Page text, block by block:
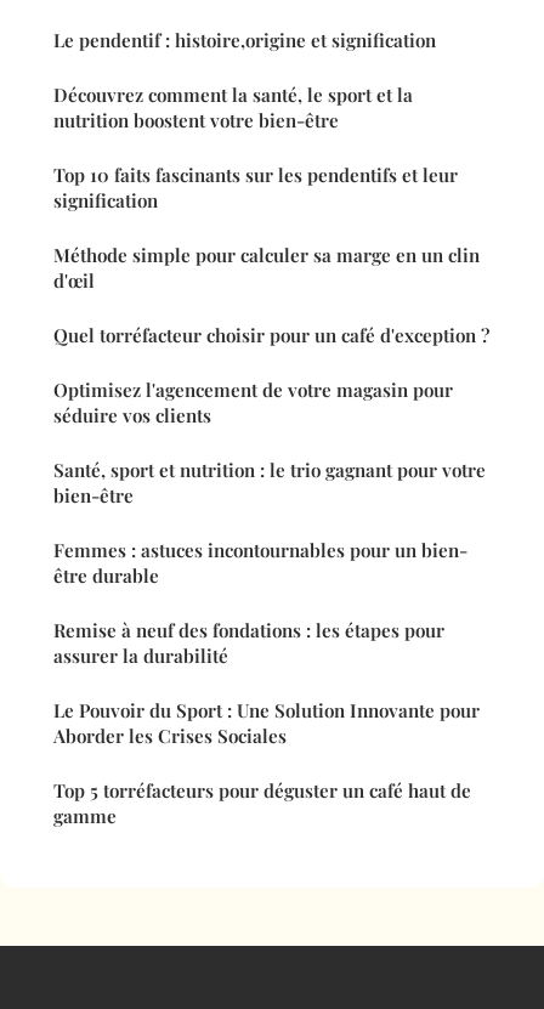
Le pendentif : histoire,origine et signification
Découvrez comment la santé, le sport et la
nutrition boostent votre bien-être
Top 10 faits fascinants sur les pendentifs et leur
signification
Méthode simple pour calculer sa marge en un clin
d'œil
Quel torréfacteur choisir pour un café d'exception ?
Optimisez l'agencement de votre magasin pour
séduire vos clients
Santé, sport et nutrition : le trio gagnant pour votre
bien-être
Femmes : astuces incontournables pour un bien-
être durable
Remise à neuf des fondations : les étapes pour
assurer la durabilité
Le Pouvoir du Sport : Une Solution Innovante pour
Aborder les Crises Sociales
Top 5 torréfacteurs pour déguster un café haut de
gamme